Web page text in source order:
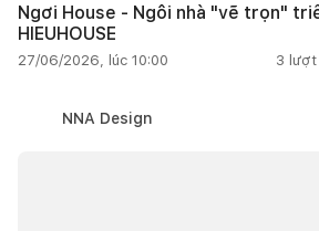
Ngơi House - Ngôi nhà "vẽ trọn"
HIEUHOUSE
27/06/2026, lúc 10:00 3 lượt
NNA Design